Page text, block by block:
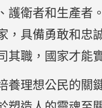
衛者和生產者
具備勇敢和忠
職，國家才能
理想公民的關